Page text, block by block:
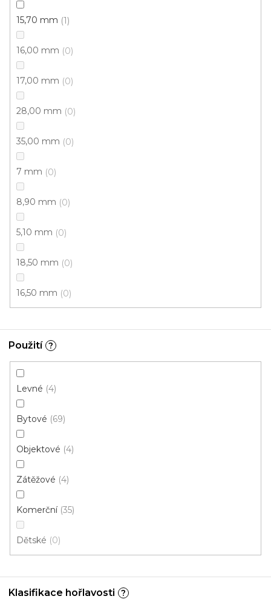
15,70 mm 1
16,00 mm 0
17,00 mm 0
28,00 mm 0
35,00 mm 0
7 mm 0
8,90 mm 0
5,10 mm 0
18,50 mm 0
16,50 mm 0
Použití ?
Levné 4
Bytové 69
Objektové 4
Zátěžové 4
Komerční 35
Dětské 0
Klasifikace hořlavosti ?
Koberec metráž PRIMAVERA /tex 539
4 m
Koberec metráž Candy /filc 24
Skladem externě, odesíláme do 4 dnů
323 Kč
4 m